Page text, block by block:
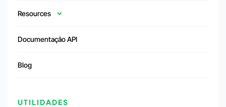
Resources
Documentação API
Blog
UTILIDADES